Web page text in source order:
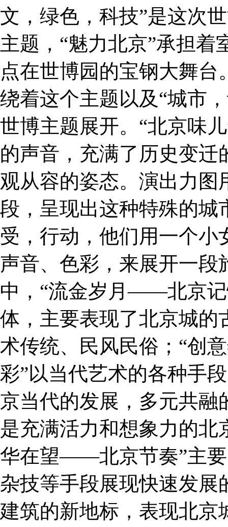
文，绿色，科技”是这次
主题，“魅力北京”承担着
点在世博园的宝钢大舞台
绕着这个主题以及“城市
世博主题展开。“北京味
的声音，充满了历史变迁
观从容的姿态。演出力图
段，呈现出这种特殊的城
受，行动，他们用一个小
声音、色彩，来展开一段
中，“流金岁月——北京记
体，主要表现了北京城的
术传统、民风民俗；“创
彩”以当代艺术的各种手
京当代的发展，多元共融
是充满活力和想象力的北
华在望——北京节奏”主
杂技等手段展现快速发展
建筑的新地标，表现北京